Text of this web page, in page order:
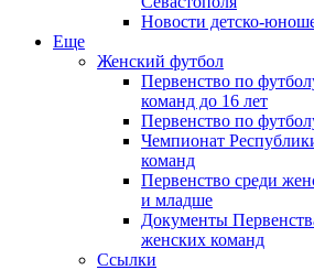
Новости детско-
Еще
Женский футбол
Первенство по
команд до 16 лет
Первенство по
Чемпионат
команд
Первенство среди
и младше
Документы
женских команд
Ссылки